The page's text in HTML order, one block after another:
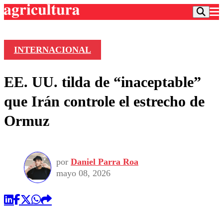
Frecuencias
Agricultura TV
Deportes
Seleccion Chilena
Torneo Internacional
Economía
Internacional
Publicaciones en medios
Opinión
INTERNACIONAL
EE. UU. tilda de “inaceptable”
que Irán controle el estrecho de
Ormuz
por Daniel Parra Roa
mayo 08, 2026